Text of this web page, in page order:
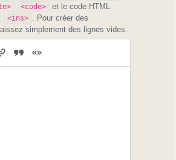
<code> et le code HTML
<ins>
. Pour créer des
simplement des lignes vides.